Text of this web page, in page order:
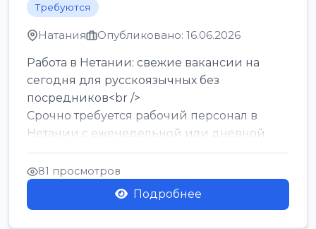
Требуются
Натания Опубликовано: 16.06.2026
Работа в Нетании: свежие вакансии на
сегодня для русскоязычных без
посредников<br />
Срочно требуется рабочий персонал в
Нетании с еженедельной или дневной
оплатой<br />
Свежие вакансии в Нетании дл...
81 просмотров
Подробнее